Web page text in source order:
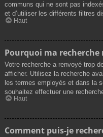
communs qui ne sont pas
et d’utiliser les différents filtres
Haut
Pourquoi ma recherche
Votre recherche a renvoyé trop
afficher. Utilisez la recherche
les termes employés et dans la
souhaitez effectuer une
Haut
Comment puis-je